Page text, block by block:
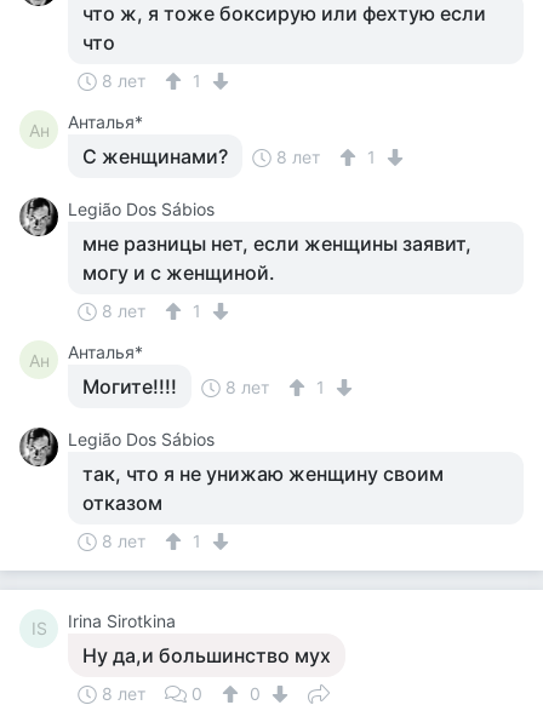
что ж, я тоже боксирую или фехтую если
что
8 лет 1
Ан Анталья*
С женщинами? 8 лет 1
Legião Dos Sábios
мне разницы нет, если женщины заявит,
могу и с женщиной.
8 лет 1
Ан Анталья*
Могите!!!! 8 лет 1
Legião Dos Sábios
так, что я не унижаю женщину своим
отказом
8 лет 1
IS Irina Sirotkina
Ну да,и большинство мух
8 лет 0 0